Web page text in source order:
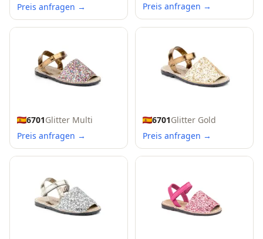
Preis anfragen →
Preis anfragen →
6701Glitter Multi
Preis anfragen →
6701Glitter Gold
Preis anfragen →